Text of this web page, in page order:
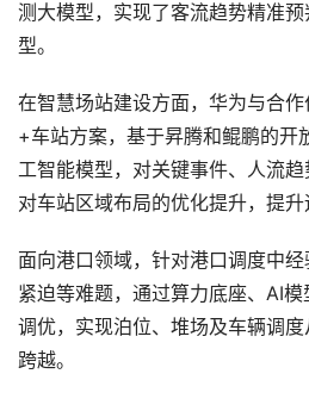
测大模型，实现了客流趋势精准
型。
在智慧场站建设方面，华为与合
+车站方案，基于昇腾和鲲鹏的开
工智能模型，对关键事件、人流
对车站区域布局的优化提升，提升
面向港口领域，针对港口调度中
紧迫等难题，通过算力底座、AI
调优，实现泊位、堆场及车辆调度
跨越。